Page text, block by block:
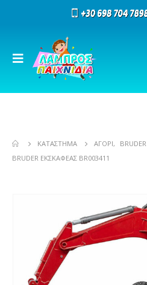
ΚΑΤΆΣΤΗΜΑ ΑΓΌΡΙ,
BRUDER
BRUDER ΕΚΣΚΑΦΕΑΣ BR003411